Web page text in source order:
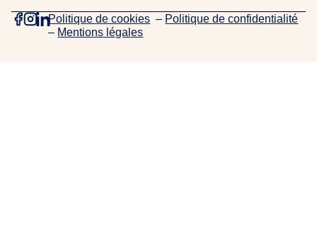
Politique de cookies – Politique de confidentialité
– Mentions légales